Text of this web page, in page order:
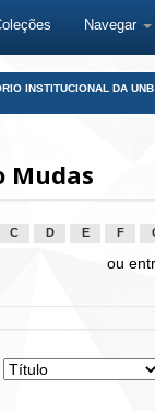
Navegar
INSTITUCIONAL DA UNB
Mudas
C D E F
ou